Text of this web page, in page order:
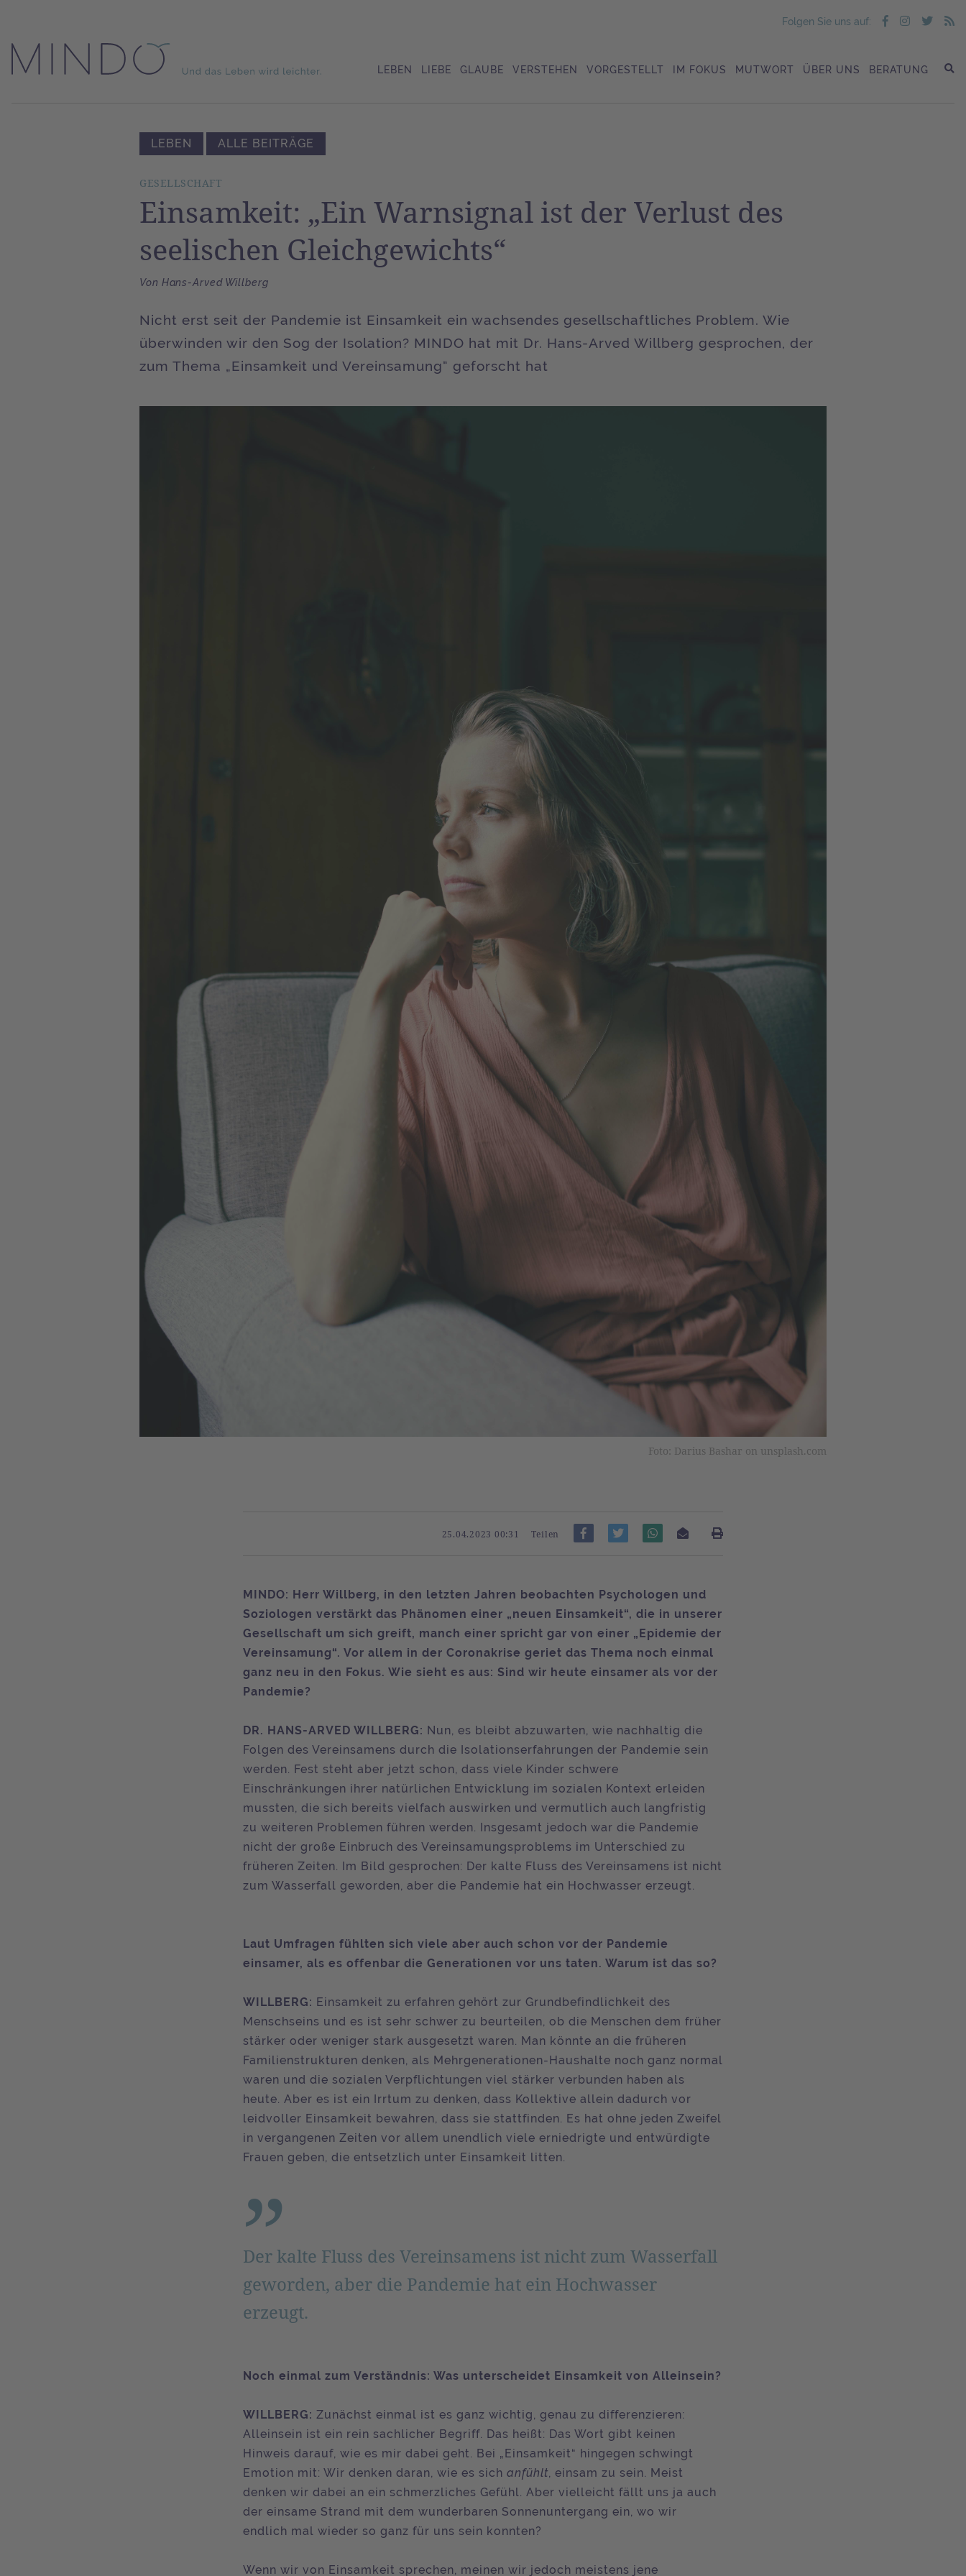
Folgen Sie uns auf:
LEBEN LIEBE GLAUBE VERSTEHEN VORGESTELLT IM FOKUS MUTWORT ÜBER UNS BERATUNG
LEBEN ALLE BEITRÄGE
GESELLSCHAFT
Einsamkeit: „Ein Warnsignal ist der Verlust des
seelischen Gleichgewichts“
Von Hans-Arved Willberg
Nicht erst seit der Pandemie ist Einsamkeit ein wachsendes gesellschaftliches Problem. Wie
überwinden wir den Sog der Isolation? MINDO hat mit Dr. Hans-Arved Willberg gesprochen, der
zum Thema „Einsamkeit und Vereinsamung“ geforscht hat
Foto: Darius Bashar on unsplash.com
25.04.2023 00:31 Teilen
MINDO: Herr Willberg, in den letzten Jahren beobachten Psychologen und
Soziologen verstärkt das Phänomen einer „neuen Einsamkeit“, die in unserer
Gesellschaft um sich greift, manch einer spricht gar von einer „Epidemie der
Vereinsamung“. Vor allem in der Coronakrise geriet das Thema noch einmal
ganz neu in den Fokus. Wie sieht es aus: Sind wir heute einsamer als vor der
Pandemie?
DR. HANS-ARVED WILLBERG: Nun, es bleibt abzuwarten, wie nachhaltig die
Folgen des Vereinsamens durch die Isolationserfahrungen der Pandemie sein
werden. Fest steht aber jetzt schon, dass viele Kinder schwere
Einschränkungen ihrer natürlichen Entwicklung im sozialen Kontext erleiden
mussten, die sich bereits vielfach auswirken und vermutlich auch langfristig
zu weiteren Problemen führen werden. Insgesamt jedoch war die Pandemie
nicht der große Einbruch des Vereinsamungsproblems im Unterschied zu
früheren Zeiten. Im Bild gesprochen: Der kalte Fluss des Vereinsamens ist nicht
zum Wasserfall geworden, aber die Pandemie hat ein Hochwasser erzeugt.
Laut Umfragen fühlten sich viele aber auch schon vor der Pandemie
einsamer, als es offenbar die Generationen vor uns taten. Warum ist das so?
WILLBERG: Einsamkeit zu erfahren gehört zur Grundbefindlichkeit des
Menschseins und es ist sehr schwer zu beurteilen, ob die Menschen dem früher
stärker oder weniger stark ausgesetzt waren. Man könnte an die früheren
Familienstrukturen denken, als Mehrgenerationen-Haushalte noch ganz normal
waren und die sozialen Verpflichtungen viel stärker verbunden haben als
heute. Aber es ist ein Irrtum zu denken, dass Kollektive allein dadurch vor
leidvoller Einsamkeit bewahren, dass sie stattfinden. Es hat ohne jeden Zweifel
in vergangenen Zeiten vor allem unendlich viele erniedrigte und entwürdigte
Frauen geben, die entsetzlich unter Einsamkeit litten.
Der kalte Fluss des Vereinsamens ist nicht zum Wasserfall
geworden, aber die Pandemie hat ein Hochwasser
erzeugt.
Noch einmal zum Verständnis: Was unterscheidet Einsamkeit von Alleinsein?
WILLBERG: Zunächst einmal ist es ganz wichtig, genau zu differenzieren:
Alleinsein ist ein rein sachlicher Begriff. Das heißt: Das Wort gibt keinen
Hinweis darauf, wie es mir dabei geht. Bei „Einsamkeit“ hingegen schwingt
Emotion mit: Wir denken daran, wie es sich anfühlt, einsam zu sein. Meist
denken wir dabei an ein schmerzliches Gefühl. Aber vielleicht fällt uns ja auch
der einsame Strand mit dem wunderbaren Sonnenuntergang ein, wo wir
endlich mal wieder so ganz für uns sein konnten?
Wenn wir von Einsamkeit sprechen, meinen wir jedoch meistens jene